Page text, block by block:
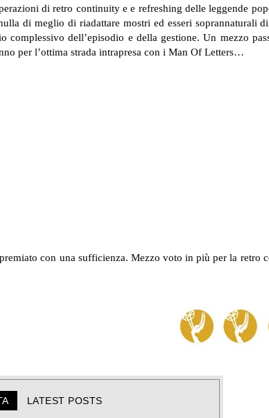
di retro continuity e e refreshing delle leggende
di meglio di riadattare mostri ed esseri soprannaturali
dell’episodio e della gestione. Un mezzo
per l’ottima strada intrapresa con i Man Of Letters…
con una sufficienza. Mezzo voto in più per la retro
LATEST POSTS